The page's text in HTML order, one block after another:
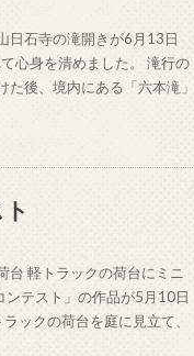
日石寺の滝開きが6月13日
心身を清めました。 滝行の
後、境内にある「六本滝」
台 軽トラックの荷台にミニ
ンテスト」の作品が5月10日
ックの荷台を庭に見立て、